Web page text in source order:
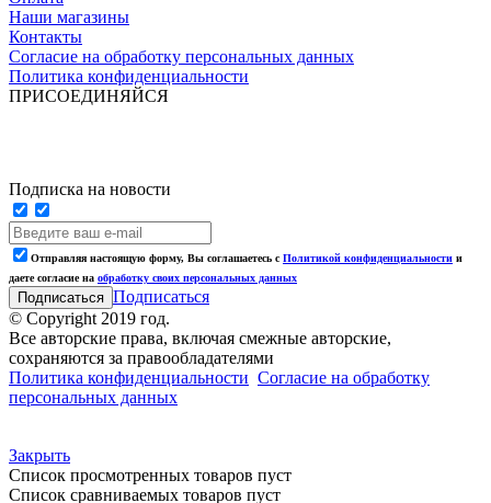
Наши магазины
Контакты
Согласие на обработку персональных данных
Политика конфиденциальности
ПРИСОЕДИНЯЙСЯ
Подписка на новости
Отправляя настоящую форму, Вы соглашаетесь с Политикой конфиденциальности и
даете согласие на обработку своих персональных данных
Подписаться
© Copyright 2019 год.
Все авторские права, включая смежные авторские,
сохраняются за правообладателями
Политика конфиденциальности Согласие на обработку
персональных данных
Закрыть
Список просмотренных товаров пуст
Список сравниваемых товаров пуст